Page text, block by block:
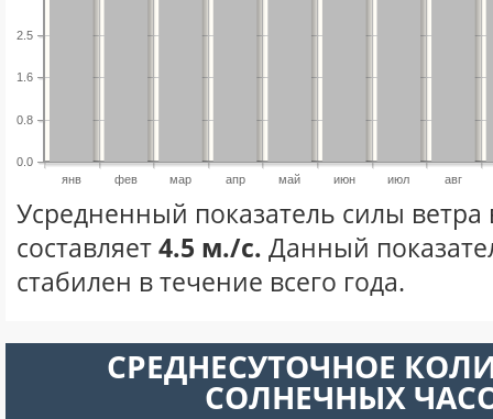
янв фев мар апр май июн июл авг
0.0
0.8
1.6
2.5
Усредненный показатель силы ветра
составляет4.5 м./с. Данный
стабилен в течение всего года.
СРЕДНЕСУТОЧНОЕ
СОЛНЕЧНЫХ